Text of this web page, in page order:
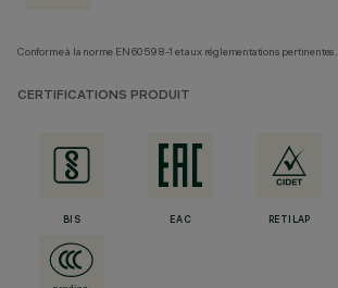
Conforme à la norme EN60598-1 et aux réglementations pertinentes.
CERTIFICATIONS PRODUIT
BIS EAC RETILAP